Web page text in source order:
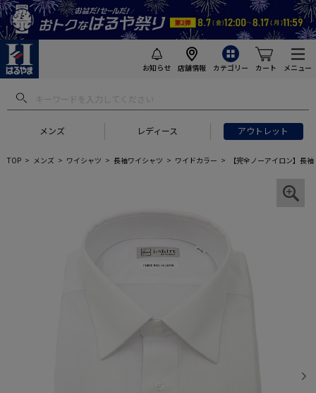
お知らせ 店舗情報 カテゴリー カート メニュー
メンズ レディース アウトレット
TOP メンズ ワイシャツ 長袖ワイシャツ ワイドカラー 【完全ノーアイロン】長